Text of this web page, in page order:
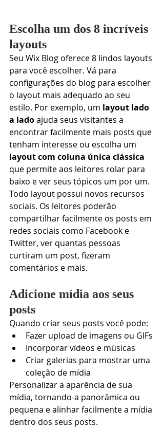
Escolha um dos 8 incríveis
layouts
Seu Wix Blog oferece 8 lindos layouts
para você escolher. Vá para
configurações do blog para escolher
o layout mais adequado ao seu
estilo. Por exemplo, um layout lado
a lado ajuda seus visitantes a
encontrar facilmente mais posts que
tenham interesse ou escolha um
layout com coluna única clássica
que permite aos leitores rolar para
baixo e ver seus tópicos um por um.
Todo layout possui novos recursos
sociais. Os leitores poderão
compartilhar facilmente os posts em
redes sociais como Facebook e
Twitter, ver quantas pessoas
curtiram um post, fizeram
comentários e mais.
Adicione mídia aos seus
posts
Quando criar seus posts você pode:
Fazer upload de imagens ou GIFs
Incorporar vídeos e músicas
Criar galerias para mostrar uma
coleção de mídia
Personalizar a aparência de sua
mídia, tornando-a panorâmica ou
pequena e alinhar facilmente a mídia
dentro dos seus posts.